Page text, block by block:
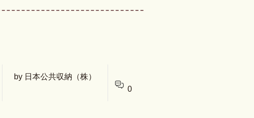
by 日本公共収納（株）
0